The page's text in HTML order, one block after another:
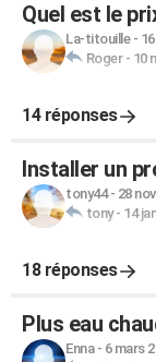
Quel est le
La-titouille-
Roger- 10
14 réponses
Installer un
tony44- 28
tony- 14
18 réponses
Plus eau
Enna- 6 mars